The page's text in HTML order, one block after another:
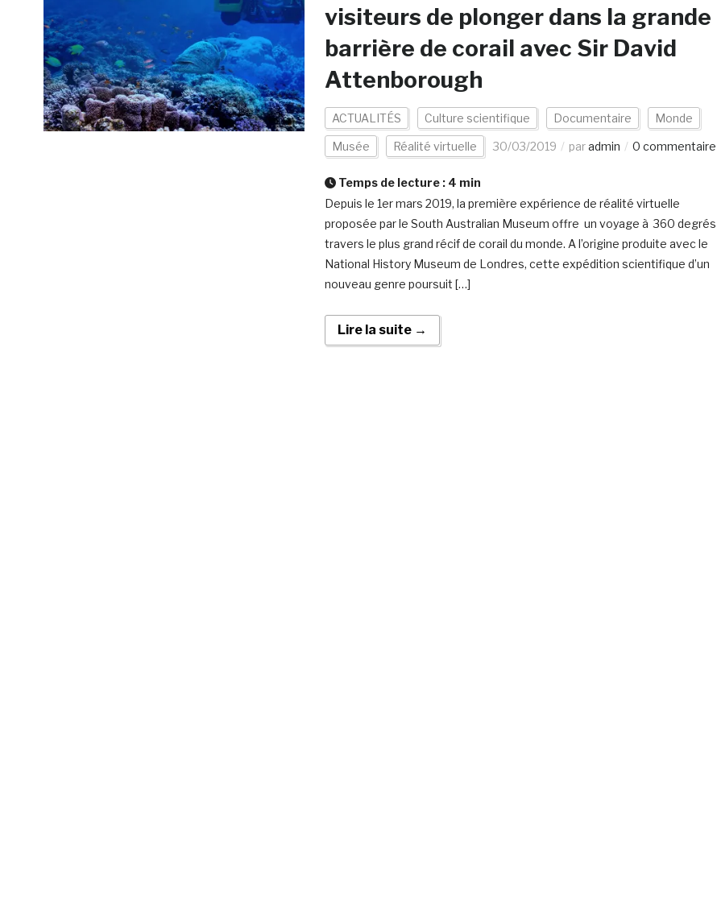
visiteurs de plonger dans la grande
barrière de corail avec Sir David
Attenborough
ACTUALITÉS Culture scientifique Documentaire Monde
Musée Réalité virtuelle 30/03/2019 paradmin 0 commentaire
Temps de lecture : 4 min
Depuis le 1er mars 2019, la première expérience de réalité virtuelle
proposée par le South Australian Museum offre un voyage à 360 degrés
travers le plus grand récif de corail du monde. A l’origine produite avec le
National History Museum de Londres, cette expédition scientifique d’un
nouveau genre poursuit […]
Lire la suite →